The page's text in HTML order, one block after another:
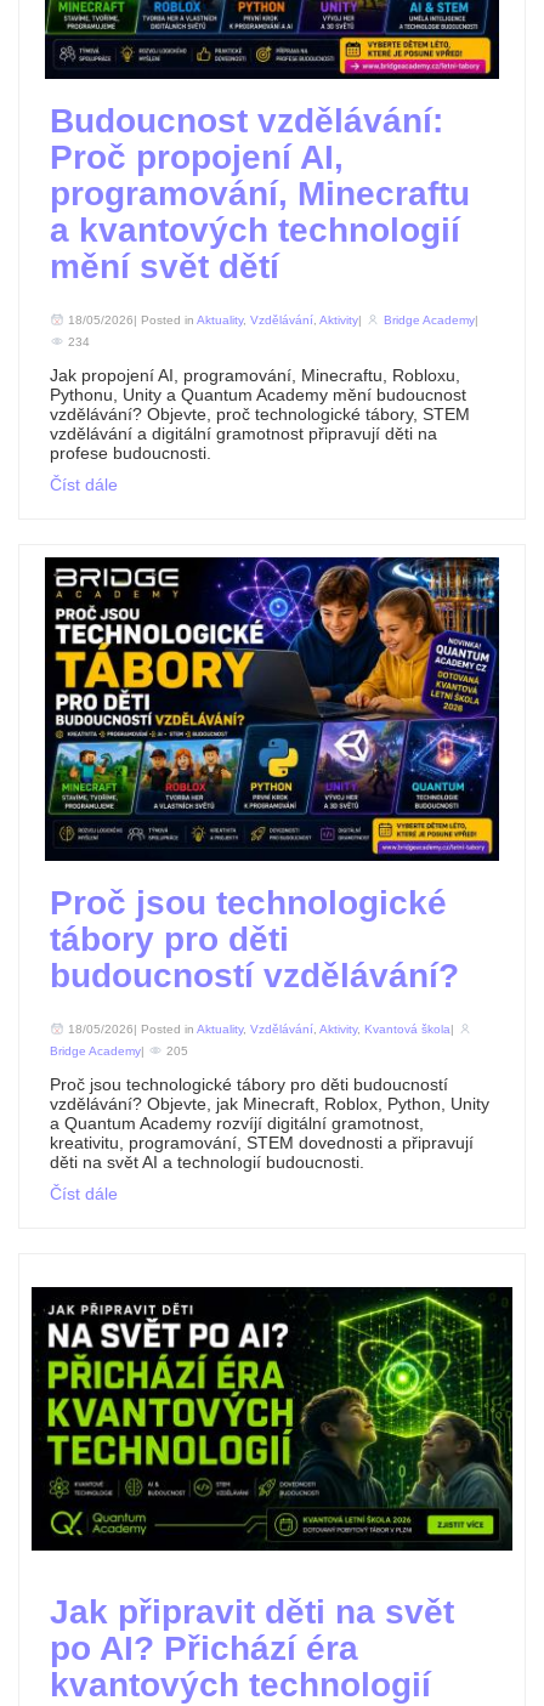
Budoucnost vzdělávání:
Proč propojení AI,
programování, Minecraftu
a kvantových technologií
mění svět dětí
18/05/2026| Posted in Aktuality, Vzdělávání, Aktivity Bridge Academy
234
Jak propojení AI, programování, Minecraftu, Robloxu,
Pythonu, Unity a Quantum Academy mění budoucnost
vzdělávání? Objevte, proč technologické tábory, STEM
vzdělávání a digitální gramotnost připravují děti na
profese budoucnosti.
Číst dále
Proč jsou technologické
tábory pro děti
budoucností vzdělávání?
18/05/2026| Posted in Aktuality, Vzdělávání, Aktivity, Kvantová škola
Bridge Academy
205
Proč jsou technologické tábory pro děti budoucností
vzdělávání? Objevte, jak Minecraft, Roblox, Python, Unity
a Quantum Academy rozvíjí digitální gramotnost,
kreativitu, programování, STEM dovednosti a připravují
děti na svět AI a technologií budoucnosti.
Číst dále
Jak připravit děti na svět
po AI? Přichází éra
kvantových technologií